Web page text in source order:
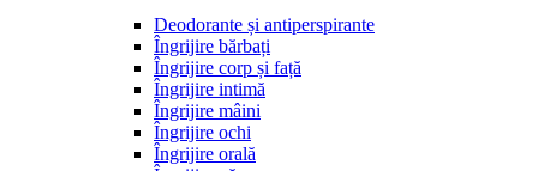
Deodorante și antiperspirante
Îngrijire bărbați
Îngrijire corp și față
Îngrijire intimă
Îngrijire mâini
Îngrijire ochi
Îngrijire orală